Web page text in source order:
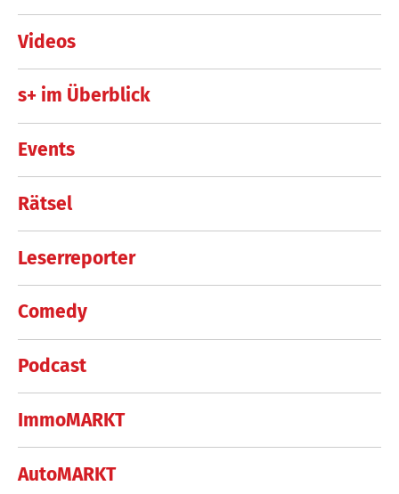
Videos
s+ im Überblick
Events
Rätsel
Leserreporter
Comedy
Podcast
ImmoMARKT
AutoMARKT